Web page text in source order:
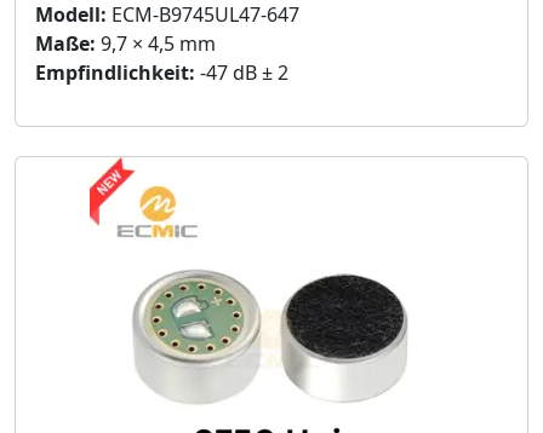
Modell: ECM-B9745UL47-647
Maße: 9,7 × 4,5 mm
Empfindlichkeit: -47 dB ± 2